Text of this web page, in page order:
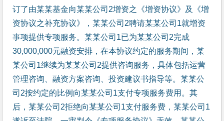
订了由某某基金向某某公司2增资之《增资协议》及《增
资协议之补充协议》，某某公司2聘请某某公司1就增资
事项提供专项服务。某某公司1已为某某公司2完成
30,000,000元融资安排，在本协议约定的服务期间，某
某公司1继续为某某公司2提供咨询服务，具体包括运营
管理咨询、融资方案咨询、投资建议书指导等。某某公
司2按约定的比例向某某公司1支付专项服务费用。其
后，某某公司2拒绝向某某公司1支付服务费，某某公司1